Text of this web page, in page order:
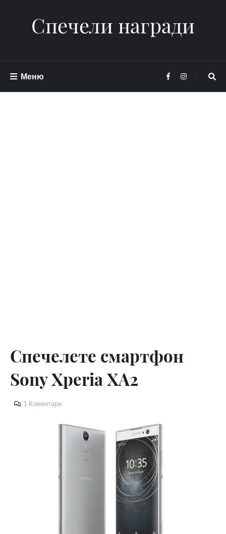
Спечели награди
Меню
Спечелете смартфон
Sony Xperia XA2
1 Коментари